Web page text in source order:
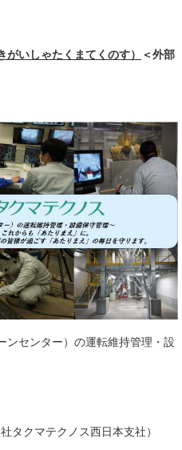
いしゃたくまてくのす）
＜外部
ンセンター）の運転維持管理・設
タクマテクノス西日本支社）